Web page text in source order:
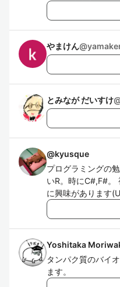
やまけん@
とみなが だいすけ
@kyusque
プログラミングの
いR。時にC#,F#。
に興味があります
Yoshitaka
タンパク質のバイ
ます。